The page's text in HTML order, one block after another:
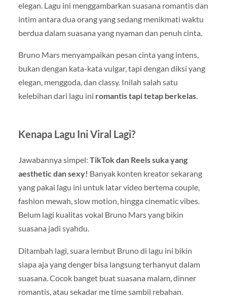
elegan. Lagu ini menggambarkan suasana romantis dan
intim antara dua orang yang sedang menikmati waktu
berdua dalam suasana yang nyaman dan penuh cinta.
Bruno Mars menyampaikan pesan cinta yang intens,
bukan dengan kata-kata vulgar, tapi dengan diksi yang
elegan, menggoda, dan classy. Inilah salah satu
kelebihan dari lagu ini romantis tapi tetap berkelas.
Kenapa Lagu Ini Viral Lagi?
Jawabannya simpel: TikTok dan Reels suka yang
aesthetic dan sexy! Banyak konten kreator sekarang
yang pakai lagu ini untuk latar video bertema couple,
fashion mewah, slow motion, hingga cinematic vibes.
Belum lagi kualitas vokal Bruno Mars yang bikin
suasana jadi syahdu.
Ditambah lagi, suara lembut Bruno di lagu ini bikin
siapa aja yang denger bisa langsung terhanyut dalam
suasana. Cocok banget buat suasana malam, dinner
romantis, atau sekadar me time sambil rebahan.